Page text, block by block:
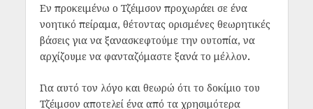
Εν προκειμένω ο Τζέιμσον προχωράει σε ένα
νοητικό πείραμα, θέτοντας ορισμένες θεωρητικές
βάσεις για να ξανασκεφτούμε την ουτοπία, να
αρχίζουμε να φανταζόμαστε ξανά το μέλλον.
Για αυτό τον λόγο και θεωρώ ότι το δοκίμιο του
Τζέιμσον αποτελεί ένα από τα χρησιμότερα